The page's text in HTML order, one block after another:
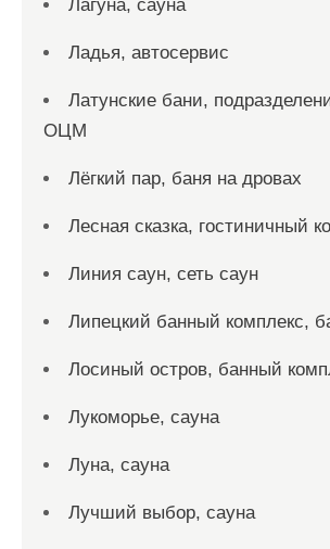
Лагуна, сауна
Ладья, автосервис
Латунские бани,
ОЦМ
Лёгкий пар, баня на дровах
Лесная сказка, гостиничный
Линия саун, сеть саун
Липецкий банный комплекс,
Лосиный остров, банный
Лукоморье, сауна
Луна, сауна
Лучший выбор, сауна